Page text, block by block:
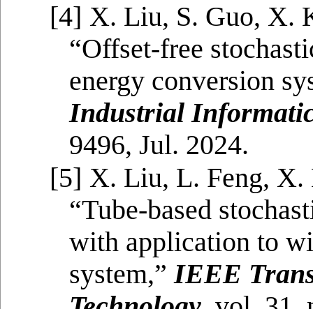
[4] X. Liu, S. Guo, X.
“Offset-free
energy conversion
Industrial
9496, Jul. 2024.
[5] X. Liu, L. Feng, X.
“Tube-based
with application to
system,”IEEE